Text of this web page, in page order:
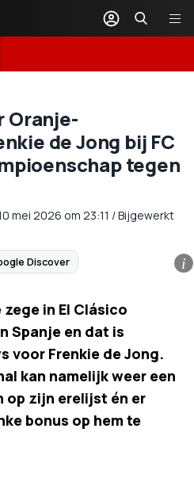
Oranje-
de Jong bij FC
tegen
mei 2026 om 23:11 /Bijgewerkt
Discover i
zege in El Clásico
Spanje en dat is
voor Frenkie de Jong.
kan namelijk weer een
zijn erelijst én er
bonus op hem te